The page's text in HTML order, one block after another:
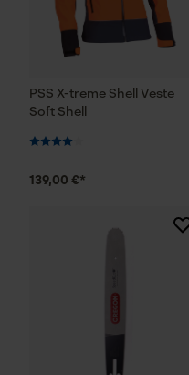
PSS X-treme Shell Veste
Soft Shell
139,00 €*